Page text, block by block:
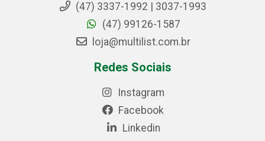
(47) 3337-1992 | 3037-1993
(47) 99126-1587
loja@multilist.com.br
Redes Sociais
Instagram
Facebook
Linkedin